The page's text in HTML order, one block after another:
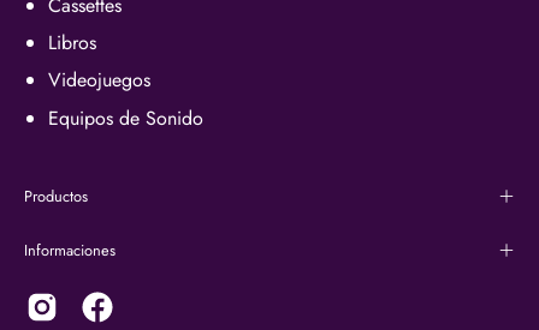
Libros
Videojuegos
Equipos de Sonido
Productos
Informaciones